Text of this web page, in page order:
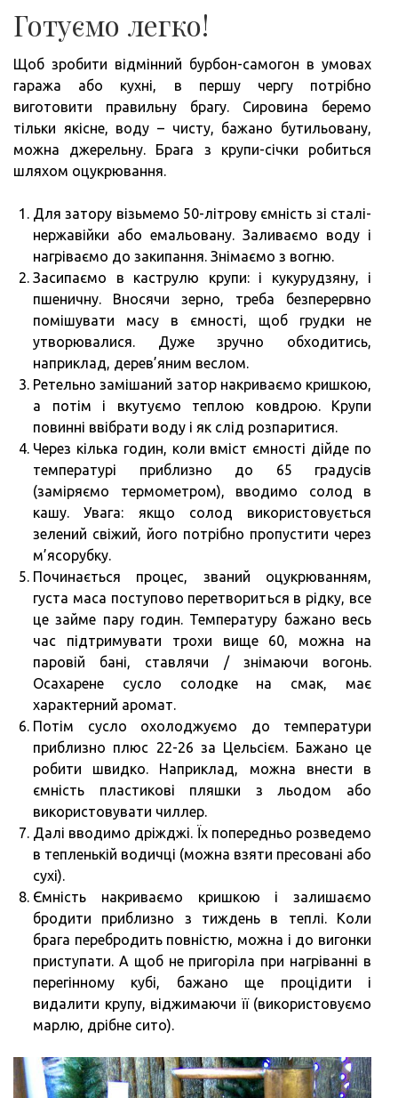
Готуємо легко!
Щоб зробити відмінний бурбон-самогон в умовах
гаража або кухні, в першу чергу потрібно
виготовити правильну брагу. Сировина беремо
тільки якісне, воду – чисту, бажано бутильовану,
можна джерельну. Брага з крупи-січки робиться
шляхом оцукрювання.
Для затору візьмемо 50-літрову ємність зі сталі-
нержавійки або емальовану. Заливаємо воду і
нагріваємо до закипання. Знімаємо з вогню.
Засипаємо в каструлю крупи: і кукурудзяну, і
пшеничну. Вносячи зерно, треба безперервно
помішувати масу в ємності, щоб грудки не
утворювалися. Дуже зручно обходитись,
наприклад, дерев’яним веслом.
Ретельно замішаний затор накриваємо кришкою,
а потім і вкутуємо теплою ковдрою. Крупи
повинні ввібрати воду і як слід розпаритися.
Через кілька годин, коли вміст ємності дійде по
температурі приблизно до 65 градусів
(заміряємо термометром), вводимо солод в
кашу. Увага: якщо солод використовується
зелений свіжий, його потрібно пропустити через
м’ясорубку.
Починається процес, званий оцукрюванням,
густа маса поступово перетвориться в рідку, все
це займе пару годин. Температуру бажано весь
час підтримувати трохи вище 60, можна на
паровій бані, ставлячи / знімаючи вогонь.
Осахарене сусло солодке на смак, має
характерний аромат.
Потім сусло охолоджуємо до температури
приблизно плюс 22-26 за Цельсієм. Бажано це
робити швидко. Наприклад, можна внести в
ємність пластикові пляшки з льодом або
використовувати чиллер.
Далі вводимо дріжджі. Їх попередньо розведемо
в тепленькій водичці (можна взяти пресовані або
сухі).
Ємність накриваємо кришкою і залишаємо
бродити приблизно з тиждень в теплі. Коли
брага перебродить повністю, можна і до вигонки
приступати. А щоб не пригоріла при нагріванні в
перегінному кубі, бажано ще процідити і
видалити крупу, віджимаючи її (використовуємо
марлю, дрібне сито).